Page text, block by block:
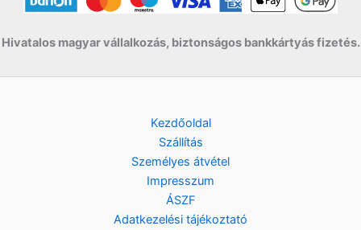
Hivatalos magyar vállalkozás, biztonságos bankkártyás fizetés.
Kezdőoldal
Szállítás
Személyes átvétel
Impresszum
ÁSZF
Adatkezelési tájékoztató